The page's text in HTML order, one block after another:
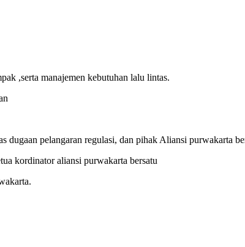
,serta manajemen kebutuhan lalu lintas.
dugaan pelangaran regulasi, dan pihak Aliansi purwakarta
kordinator aliansi purwakarta bersatu